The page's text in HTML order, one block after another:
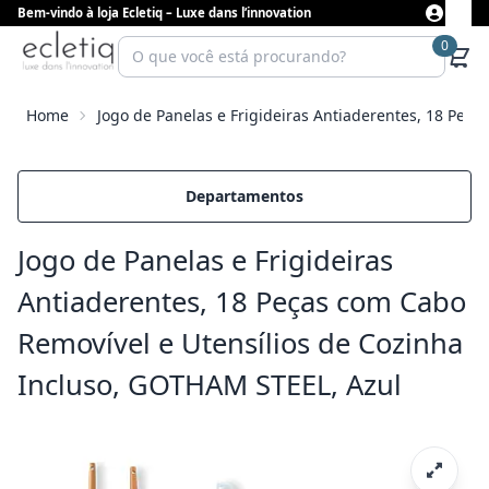
Bem-vindo à loja Ecletiq – Luxe dans l’innovation
0
Home Jogo de Panelas e Frigideiras Antiaderentes, 18
Departamentos
Jogo de Panelas e Frigideiras
Antiaderentes, 18 Peças com Cabo
Removível e Utensílios de Cozinha
Incluso, GOTHAM STEEL, Azul